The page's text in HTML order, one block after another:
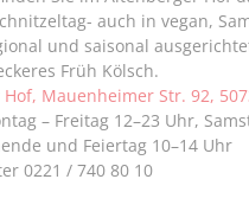
auch in vegan,
und saisonal
Früh Kölsch.
Mauenheimer Str. 92,
– Freitag 12–23 Uhr,
und Feiertag 10–14 Uhr
0221 / 740 80 10